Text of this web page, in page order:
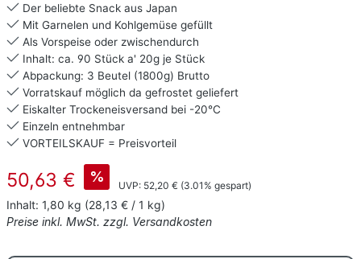
Der beliebte Snack aus Japan
Mit Garnelen und Kohlgemüse gefüllt
Als Vorspeise oder zwischendurch
Inhalt: ca. 90 Stück a' 20g je Stück
Abpackung: 3 Beutel (1800g) Brutto
Vorratskauf möglich da gefrostet geliefert
Eiskalter Trockeneisversand bei -20°C
Einzeln entnehmbar
VORTEILSKAUF = Preisvorteil
Verkaufspreis:
50,63 € %
UVP: Regulärer Preis:
52,20 € (3.01% gespart)
Inhalt: 1,80 kg (28,13 € / 1 kg)
Preise inkl. MwSt. zzgl. Versandkosten